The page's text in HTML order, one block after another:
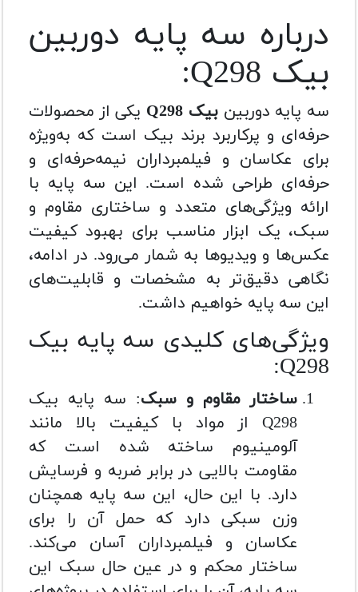
درباره سه پایه دوربین
بیک Q298:
سه پایه دوربینبیک Q298
یکی از محصولات
حرفه‌ای و پرکاربرد برند بیک است که به‌ویژه
برای عکاسان و فیلمبرداران نیمه‌حرفه‌ای و
حرفه‌ای طراحی شده است. این سه پایه با
ارائه ویژگی‌های متعدد و ساختاری مقاوم و
سبک، یک ابزار مناسب برای بهبود کیفیت
عکس‌ها و ویدیوها به شمار می‌رود. در ادامه،
نگاهی دقیق‌تر به مشخصات و قابلیت‌های
این سه پایه خواهیم داشت.
ویژگی‌های کلیدی سه پایه بیک
Q298:
ساختار مقاوم و سبک: سه پایه بیک
Q298 از مواد با کیفیت بالا مانند
آلومینیوم ساخته شده است که
مقاومت بالایی در برابر ضربه و فرسایش
دارد. با این حال، این سه پایه همچنان
وزن سبکی دارد که حمل آن را برای
عکاسان و فیلمبرداران آسان می‌کند.
ساختار محکم و در عین حال سبک این